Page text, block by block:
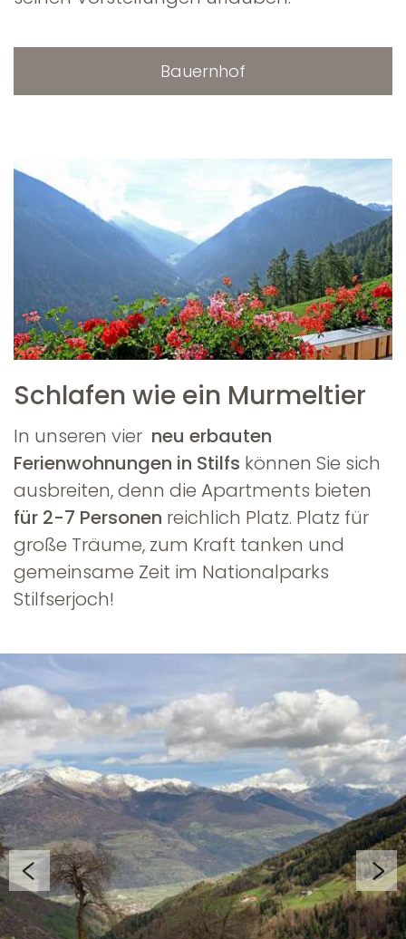
Bauernhof
Schlafen wie ein Murmeltier
In unseren vier neu erbauten
Ferienwohnungen in Stilfs können Sie sich
ausbreiten, denn die Apartments bieten
für 2-7 Personen reichlich Platz. Platz für
große Träume, zum Kraft tanken und
gemeinsame Zeit im Nationalparks
Stilfserjoch!